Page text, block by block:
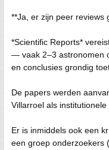
**Ja, er zijn peer
*Scientific Reports*
— vaak 2–3 astronomen
en conclusies grondig
De papers werden
Villarroel als
Er is inmiddels ook een
een groep onderzoekers